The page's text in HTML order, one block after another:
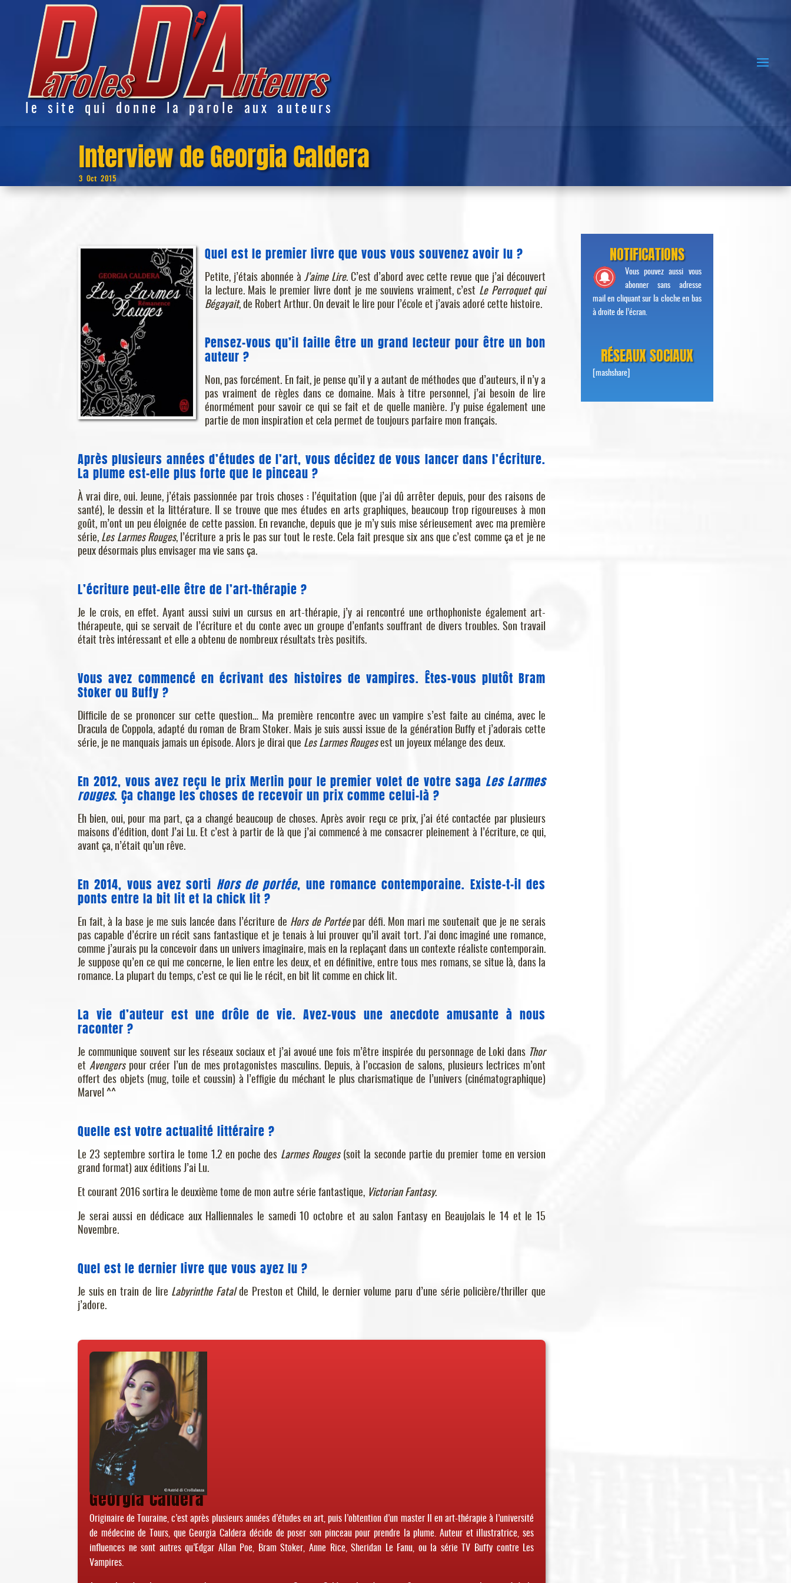
le site qui donne la parole aux auteurs
Interview de Georgia Caldera
3 Oct 2015
Quel est le premier livre que vous vous souvenez avoir lu ?
Petite, j’étais abonnée àJ’aime Lire. C’est d’abord avec cette revue que j’ai découvert
la lecture. Mais le premier livre dont je me souviens vraiment, c’est Le Perroquet qui
Bégayait, de Robert Arthur. On devait le lire pour l’école et j’avais adoré cette histoire.
Pensez-vous qu’il faille être un grand lecteur pour être un bon
auteur ?
Non, pas forcément. En fait, je pense qu’il y a autant de méthodes que d’auteurs, il n’y a
pas vraiment de règles dans ce domaine. Mais à titre personnel, j’ai besoin de lire
énormément pour savoir ce qui se fait et de quelle manière. J’y puise également une
partie de mon inspiration et cela permet de toujours parfaire mon français.
Après plusieurs années d’études de l’art, vous décidez de vous lancer dans l’écriture.
La plume est-elle plus forte que le pinceau ?
À vrai dire, oui. Jeune, j’étais passionnée par trois choses : l’équitation (que j’ai dû arrêter depuis, pour des raisons de
santé), le dessin et la littérature. Il se trouve que mes études en arts graphiques, beaucoup trop rigoureuses à mon
goût, m’ont un peu éloignée de cette passion. En revanche, depuis que je m’y suis mise sérieusement avec ma première
série, Les Larmes Rouges, l’écriture a pris le pas sur tout le reste. Cela fait presque six ans que c’est comme ça et je ne
peux désormais plus envisager ma vie sans ça.
L’écriture peut-elle être de l’art-thérapie ?
Je le crois, en effet. Ayant aussi suivi un cursus en art-thérapie, j’y ai rencontré une orthophoniste également art-
thérapeute, qui se servait de l’écriture et du conte avec un groupe d’enfants souffrant de divers troubles. Son travail
était très intéressant et elle a obtenu de nombreux résultats très positifs.
Vous avez commencé en écrivant des histoires de vampires. Êtes-vous plutôt Bram
Stoker ou Buffy ?
Difficile de se prononcer sur cette question… Ma première rencontre avec un vampire s’est faite au cinéma, avec le
Dracula de Coppola, adapté du roman de Bram Stoker. Mais je suis aussi issue de la génération Buffy et j’adorais cette
série, je ne manquais jamais un épisode. Alors je dirai que Les Larmes Rougesest un joyeux mélange des deux.
En 2012, vous avez reçu le prix Merlin pour le premier volet de votre saga Les Larmes
rouges. Ça change les choses de recevoir un prix comme celui-là ?
Eh bien, oui, pour ma part, ça a changé beaucoup de choses. Après avoir reçu ce prix, j’ai été contactée par plusieurs
maisons d’édition, dont J’ai Lu. Et c’est à partir de là que j’ai commencé à me consacrer pleinement à l’écriture, ce qui,
avant ça, n’était qu’un rêve.
En 2014, vous avez sorti Hors de portée, une romance contemporaine. Existe-t-il des
ponts entre la bit lit et la chick lit ?
En fait, à la base je me suis lancée dans l’écriture de Hors de Portéepar défi. Mon mari me soutenait que je ne serais
pas capable d’écrire un récit sans fantastique et je tenais à lui prouver qu’il avait tort. J’ai donc imaginé une romance,
comme j’aurais pu la concevoir dans un univers imaginaire, mais en la replaçant dans un contexte réaliste contemporain.
Je suppose qu’en ce qui me concerne, le lien entre les deux, et en définitive, entre tous mes romans, se situe là, dans la
romance. La plupart du temps, c’est ce qui lie le récit, en bit lit comme en chick lit.
La vie d’auteur est une drôle de vie. Avez-vous une anecdote amusante à nous
raconter ?
Je communique souvent sur les réseaux sociaux et j’ai avoué une fois m’être inspirée du personnage de Loki dans Thor
et Avengerspour créer l’un de mes protagonistes masculins. Depuis, à l’occasion de salons, plusieurs lectrices m’ont
offert des objets (mug, toile et coussin) à l’effigie du méchant le plus charismatique de l’univers (cinématographique)
Marvel ^^
Quelle est votre actualité littéraire ?
Le 23 septembre sortira le tome 1.2 en poche des Larmes Rouges(soit la seconde partie du premier tome en version
grand format) aux éditions J’ai Lu.
Et courant 2016 sortira le deuxième tome de mon autre série fantastique, Victorian Fantasy.
Je serai aussi en dédicace aux Halliennales le samedi 10 octobre et au salon Fantasy en Beaujolais le 14 et le 15
Novembre.
Quel est le dernier livre que vous ayez lu ?
Je suis en train de lire Labyrinthe Fatalde Preston et Child, le dernier volume paru d’une série policière/thriller que
j’adore.
Georgia Caldera
Originaire de Touraine, c’est après plusieurs années d’études en art, puis l’obtention d’un master II en art-thérapie à l’université
de médecine de Tours, que Georgia Caldera décide de poser son pinceau pour prendre la plume. Auteur et illustratrice, ses
influences ne sont autres qu’Edgar Allan Poe, Bram Stoker, Anne Rice, Sheridan Le Fanu, ou la série TV Buffy contre Les
Vampires.
NOTIFICATIONS
Vous pouvez aussi vous
abonner sans adresse
mail en cliquant sur la cloche en bas
à droite de l’écran.
RÉSEAUX SOCIAUX
[mashshare]